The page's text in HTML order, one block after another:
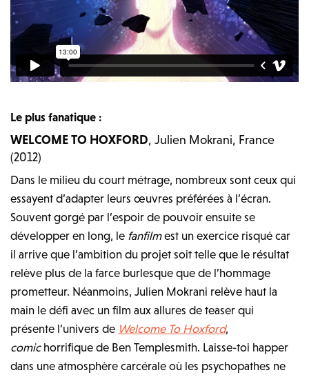
Le plus fanatique :
WELCOME TO HOXFORD, Julien Mokrani, France
(2012)
Dans le milieu du court métrage, nombreux sont ceux qui
essayent d’adapter leurs œuvres préférées à l’écran.
Souvent gorgé par l’espoir de pouvoir ensuite se
développer en long, le fanfilmest un exercice risqué car
il arrive que l’ambition du projet soit telle que le résultat
relève plus de la farce burlesque que de l’hommage
prometteur. Néanmoins,Julien Mokrani relève haut la
main le défi avec un film aux allures de teaserqui
présente l’univers de Welcome To Hoxford,
comichorrifique de Ben Templesmith. Laisse-toi happer
dans une atmosphère carcérale où les psychopathes ne